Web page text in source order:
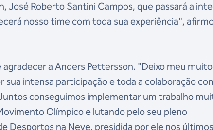
José Roberto Santini Campos, que passará a
nosso time com toda sua experiência",
a Anders Pettersson. "Deixo meu muito
intensa participação e toda a colaboração
conseguimos implementar um trabalho
Olímpico e lutando pelo seu pleno
Desportos na Neve, presidida por ele nos